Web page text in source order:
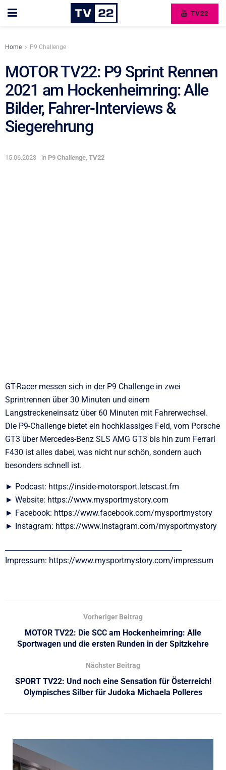
TV22
Home P9 Challenge
MOTOR TV22: P9 Sprint Rennen
2021 am Hockenheimring: Alle
Bilder, Fahrer-Interviews &
Siegerehrung
15.06.2023 in P9 Challenge TV22
GT-Racer messen sich in der P9 Challenge in zwei
Sprintrennen über 30 Minuten und einem
Langstreckeneinsatz über 60 Minuten mit Fahrer­wechsel.
Die P9-Challenge bietet ein hochklassiges Feld, vom Porsche
GT3 über Mercedes-Benz SLS AMG GT3 bis hin zum Ferrari
F430 ist alles dabei, was nicht nur schön, sondern auch
besonders schnell ist.
► Podcast: https://inside-motorsport.letscast.fm
► Website: https://www.mysportmystory.com
► Facebook: https://www.facebook.com/mysportmystory
► Instagram: https://www.instagram.com/mysportmystory
Impressum: https://www.mysportmystory.com/impressum
Vorheriger Beitrag
MOTOR TV22: Die SCC am Hockenheimring: Alle
Sportwagen und die ersten Runden in der Spitzkehre
Nächster Beitrag
SPORT TV22: Und noch eine Sensation für Österreich!
Olympisches Silber für Judoka Michaela Polleres